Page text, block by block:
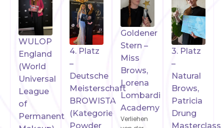
WULOP
England
(World
Universal
League
of
Permanent
4. Platz
–
Deutsche
Meisterschaft
BROWISTA
(Kategorie
Powder
Goldener
Stern –
Miss
Brows,
Lorena
Lombardi
Academy
Verliehen
3. Platz
–
Natural
Brows,
Patricia
Drung
Masterclass